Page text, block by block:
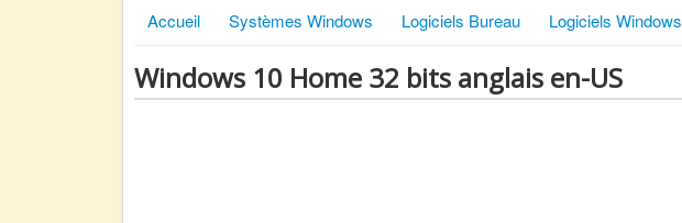
Accueil Systèmes Windows Logiciels Bureau Logiciels Windows
Windows 10 Home 32 bits anglais en-US